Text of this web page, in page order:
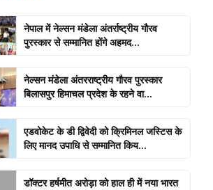
नेपाल में नेल्सन मंडेला अंतर्राष्ट्रीय गौरव
पुरस्कार से सम्मानित होंगे अहमद...
नेल्सन मंडेला अंतरराष्ट्रीय गौरव पुरस्कार
बिलासपुर हिमाचल प्रदेश के रहने वा...
एडवोकेट के डी द्विवेदी को क्रिमिनल जस्टिस के
लिए मानद उपाधि से सम्मानित किय...
डॉक्टर हर्षमीत अरोड़ा को हाल ही में नया भारत